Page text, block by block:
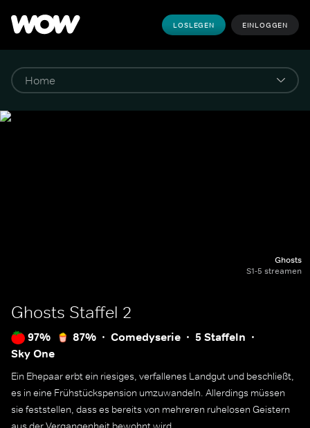
LOSLEGEN EINLOGGEN
Ghosts
S1-5 streamen
Ghosts Staffel 2
97% 87% Comedyserie
5 Staffeln
Sky One
Ein Ehepaar erbt ein riesiges, verfallenes Landgut und beschließt,
es in eine Frühstückspension umzuwandeln. Allerdings müssen
sie feststellen, dass es bereits von mehreren ruhelosen Geistern